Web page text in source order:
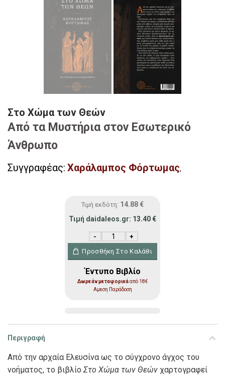
Στο Χώμα των Θεών
Από τα Μυστήρια στον Εσωτερικό
Άνθρωπο
Συγγραφέας: Χαράλαμπος Φόρτωμας,
Τιμή εκδότη: 14.88 €
Τιμή daidaleos.gr: 13.40€
Στο Χώμα των Θεών ποσότητα
Προσθήκη Στο Καλάθι
Έντυπο Βιβλίο
Δωρεάν μεταφορικάαπό 18€
Αμεση Παράδοση
Περιγραφή
Από την αρχαία Ελευσίνα ως το σύγχρονο άγχος του
νοήματος, το βιβλίοΣτο Χώμα των Θεών χαρτογραφεί